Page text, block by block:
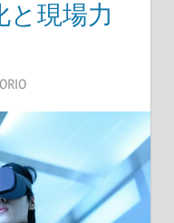
と現場力